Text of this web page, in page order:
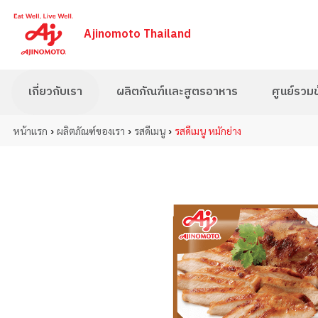
Ajinomoto Thailand
เกี่ยวกับเรา ผลิตภัณฑ์และสูตรอาหาร ศูนย์รวม
หน้าแรก › ผลิตภัณฑ์ของเรา › รสดีเมนู › รสดีเมนู หมักย่าง